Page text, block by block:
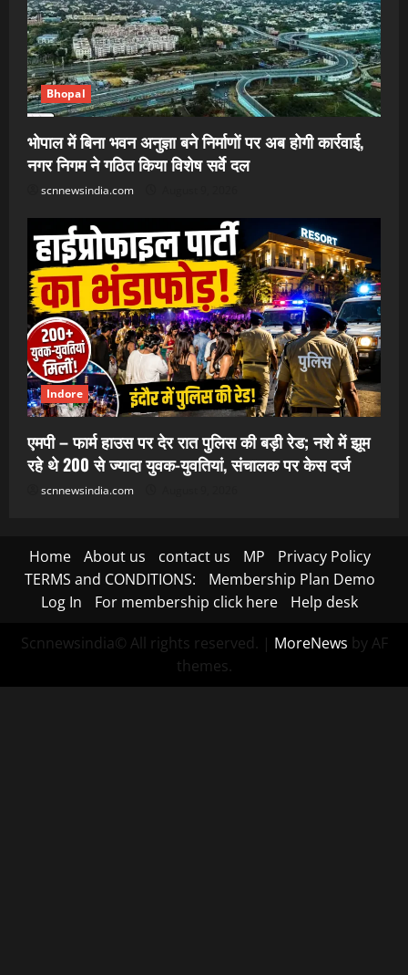
Bhopal
भोपाल में बिना भवन अनुज्ञा बने निर्माणों पर अब होगी कार्रवाई,
नगर निगम ने गठित किया विशेष सर्वे दल
scnnewsindia.com
Indore
एमपी – फार्म हाउस पर देर रात पुलिस की बड़ी रेड; नशे में झूम
रहे थे 200 से ज्यादा युवक-युवतियां, संचालक पर केस दर्ज
scnnewsindia.com
Home About us contact us MP
Privacy Policy
TERMS and CONDITIONS:
Membership Plan Demo
Log In
For membership click here Help desk
Scnnewsindia© All rights reserved. | MoreNews by AF
themes.